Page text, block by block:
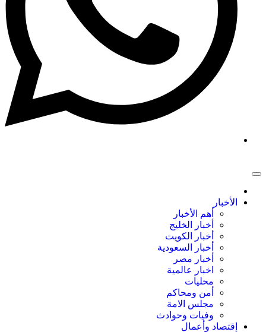
الأخبار
أهم الأخبار
أخبار الخليج
أخبار الكويت
أخبار السعودية
أخبار مصر
اخبار عالمية
محليات
أمن ومحاكم
مجلس الامة
وفيات وحوادث
إقتصاد وأعمال